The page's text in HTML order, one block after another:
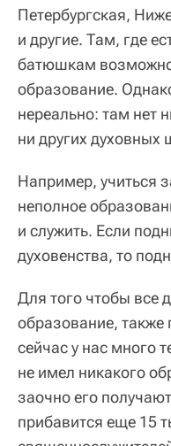
Петербургская,
и другие. Там, где
батюшкам
образование.
нереально: там нет
ни других духовных
Например, учиться
неполное
и служить. Если
духовенства, то
Для того чтобы все
образование, также
сейчас у нас много
не имел никакого
заочно его
прибавится еще 15